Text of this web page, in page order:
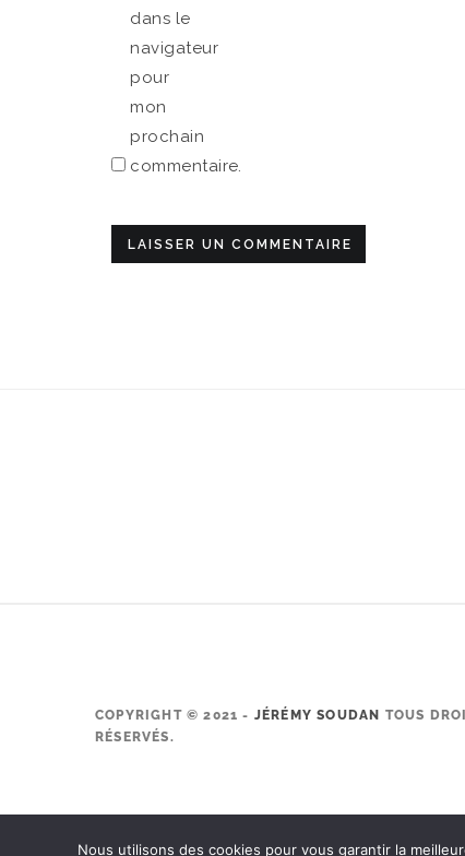
dans le
navigateur
pour
mon
prochain
commentaire.
COPYRIGHT © 2021 - JÉRÉMY SOUDAN TOUS
RÉSERVÉS.
Nous utilisons des cookies pour vous garantir la